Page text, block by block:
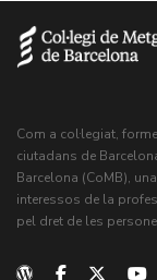
Com a col·legiat,
ciutadans de
Barcelona (CoMB),
interessos de la
pel dret de les